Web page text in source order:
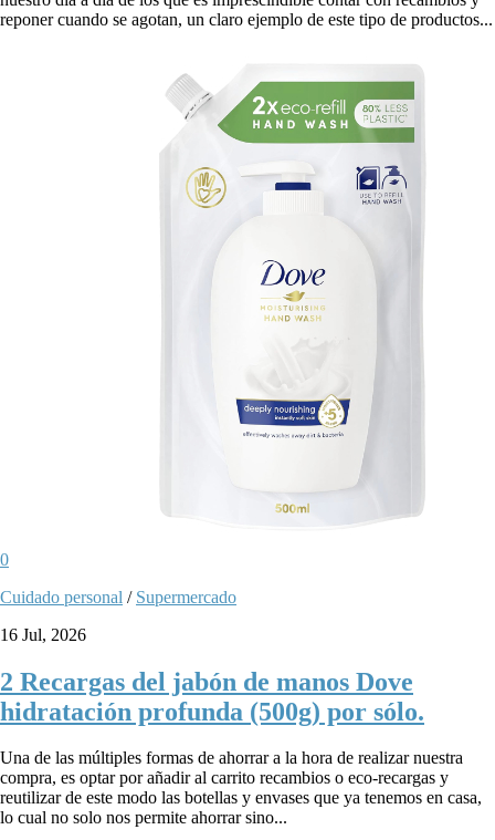
reponer cuando se agotan, un claro ejemplo de este tipo de productos...
0
Cuidado personal / Supermercado
16 Jul, 2026
2 Recargas del jabón de manos Dove
hidratación profunda (500g) por sólo.
Una de las múltiples formas de ahorrar a la hora de realizar nuestra
compra, es optar por añadir al carrito recambios o eco-recargas y
reutilizar de este modo las botellas y envases que ya tenemos en casa,
lo cual no solo nos permite ahorrar sino...